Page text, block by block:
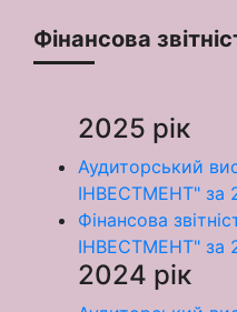
Фінансова
2025 рік
Аудиторський
ІНВЕСТМЕНТ" за
Фінансова
ІНВЕСТМЕНТ" за
2024 рік